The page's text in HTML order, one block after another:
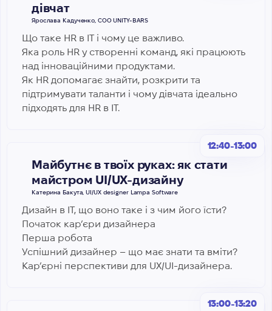
дівчат
Ярослава Кадученко, СОО UNITY-BARS
Що таке HR в IT і чому це важливо.
Яка роль HR у створенні команд, які працюють
над інноваційними продуктами.
Як HR допомагає знайти, розкрити та
підтримувати таланти і чому дівчата ідеально
підходять для HR в IT.
12:40-13:00
Майбутнє в твоїх руках: як стати
майстром UI/UX-дизайну
Катерина Бакута, UI/UX designer Lampa Software
Дизайн в IT, що воно таке і з чим його їсти?
Початок кар’єри дизайнера
Перша робота
Успішний дизайнер – що має знати та вміти?
Кар’єрні перспективи для UX/UI-дизайнера.
13:00-13:20